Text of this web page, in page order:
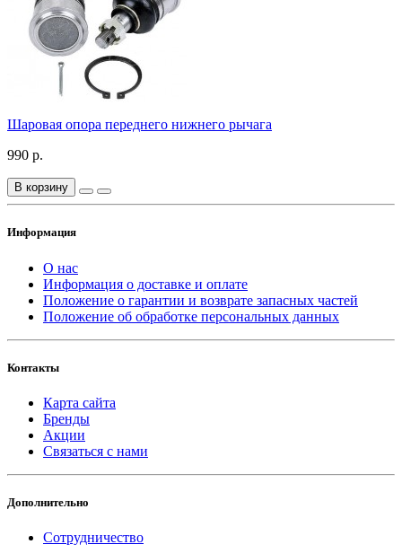
Шаровая опора переднего нижнего рычага
990 р.
В корзину
Информация
О нас
Информация о доставке и оплате
Положение о гарантии и возврате запасных частей
Положение об обработке персональных данных
Контакты
Карта сайта
Бренды
Акции
Связаться с нами
Дополнительно
Сотрудничество